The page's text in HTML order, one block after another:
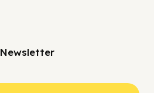
Newsletter